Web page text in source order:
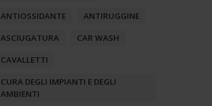
ANTIOSSIDANTE
ANTIRUGGINE
ASCIUGATURA
CAR WASH
CAVALLETTI
CURA DEGLI IMPIANTI E DEGLI
AMBIENTI